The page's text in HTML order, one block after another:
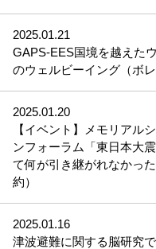
2025.01.21
GAPS-EES国境を越えた
のウェルビーイング（ボレ
2025.01.20
【イベント】メモリアル
ンフォーラム「東日本大
て何が引き継がれなかっ
約）
2025.01.16
津波避難に関する脳研究